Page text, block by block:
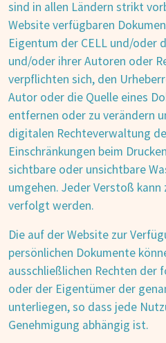
sind in allen Ländern strikt
Website verfügbaren
Eigentum der CELL und/oder
und/oder ihrer Autoren oder
verpflichten sich, den
Autor oder die Quelle eines
entfernen oder zu verändern
digitalen Rechteverwaltung
Einschränkungen beim
sichtbare oder unsichtbare
umgehen. Jeder Verstoß
verfolgt werden.
Die auf der Website zur
persönlichen Dokumente
ausschließlichen Rechten der
oder der Eigentümer der
unterliegen, so dass jede
Genehmigung abhängig ist.